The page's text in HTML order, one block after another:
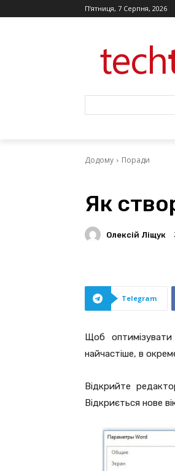
П’ятниця, 7 Серпня, 2026
Додому Поради
Як
Олексій Ліщук
Telegram
Щоб
найчастіше, в
Відкрийте
Відкриється нове